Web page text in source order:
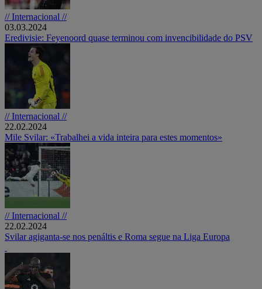
// Internacional //
03.03.2024
Eredivisie: Feyenoord quase terminou com invencibilidade do PSV
// Internacional //
22.02.2024
Mile Svilar: «Trabalhei a vida inteira para estes momentos»
// Internacional //
22.02.2024
Svilar agiganta-se nos penáltis e Roma segue na Liga Europa